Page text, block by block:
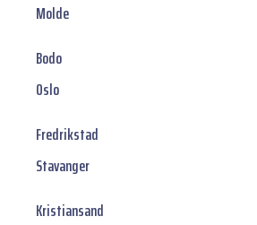
Molde
Bodo
Oslo
Fredrikstad
Stavanger
Kristiansand